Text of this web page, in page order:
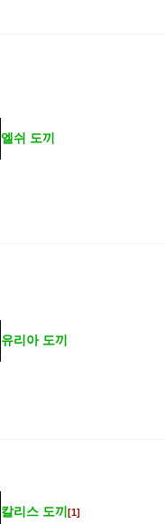
엘쉬 도끼
유리아 도끼
칼리스 도끼 [1]